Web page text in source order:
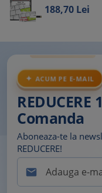
188,70 Lei
ACUM PE E-MAIL
Comanda
Aboneaza-te la
REDUCERE!
